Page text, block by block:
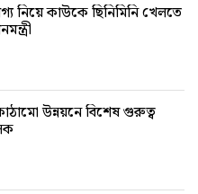
নিয়ে কাউকে ছিনিমিনি খেলতে
উন্নয়নে বিশেষ গুরুত্ব